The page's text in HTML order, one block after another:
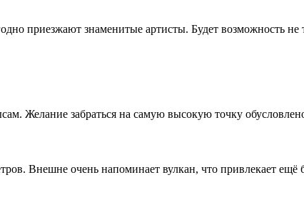
приезжают знаменитые артисты. Будет возможность не
Желание забраться на самую высокую точку
Внешне очень напоминает вулкан, что привлекает